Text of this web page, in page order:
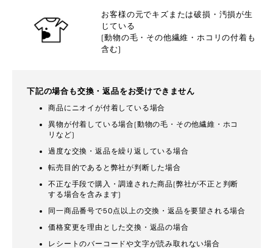
お客様の元でキズまたは破損・汚損が生
じている
(動物の毛・その他繊維・ホコリの付着も
含む)
下記の場合も交換・返品をお受けできません
商品にニオイが付着している場合
異物が付着している場合(動物の毛・その他繊維・ホコ
リなど)
過度な交換・返品を繰り返している場合
転売目的であると弊社が判断した場合
不正な手段で購入・調達された商品(弊社が不正と判断
する場合を含みます)
同一商品番号で50点以上の交換・返品を要望される場合
価格変更を理由とした交換・返品の場合
レシートのバーコードや文字が読み取れない場合